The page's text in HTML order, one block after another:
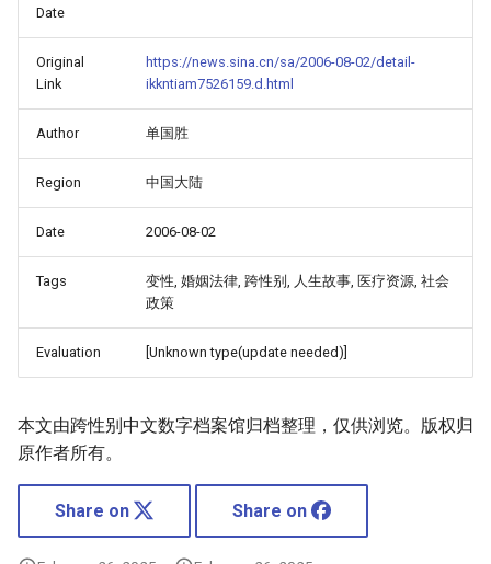
Date
Original
Link
https://news.sina.cn/sa/2006-08-02/detail-
ikkntiam7526159.d.html
Author 单国胜
Region 中国大陆
Date 2006-08-02
Tags
变性, 婚姻法律, 跨性别, 人生故事, 医疗资源, 社会
政策
Evaluation [Unknown type(update needed)]
本文由跨性别中文数字档案馆归档整理，仅供浏览。版权归
原作者所有。
Share on Share on